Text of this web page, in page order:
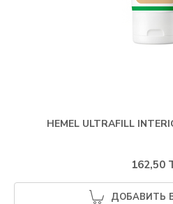
HEMEL ULTRAFILL
162,50
ДОБАВИТЬ